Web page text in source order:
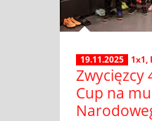
19.11.2025 1x1,
Zwycięzcy
Cup na